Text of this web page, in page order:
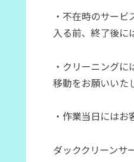
・不在時のサー
入る前、終了後に
・クリーニング
移動をお願いいた
・作業当日にはお
ダッククリーンサ